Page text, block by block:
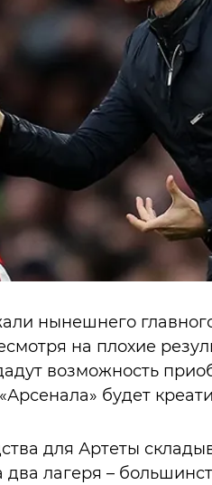
нынешнего
на плохие
возможность
будет
для Артеты
лагеря –